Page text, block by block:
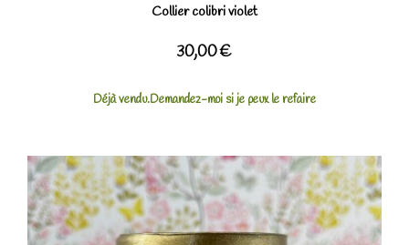
Collier colibri violet
30,00€
Déjà vendu.Demandez-moi si je peux le refaire